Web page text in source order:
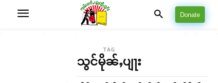
Donate
TAG
သွင်မိုၼ်ႇပျႃး